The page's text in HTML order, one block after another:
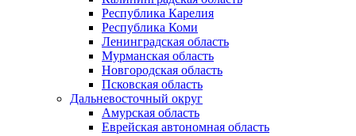
Республика Карелия
Республика Коми
Ленинградская область
Мурманская область
Новгородская область
Псковская область
Дальневосточный округ
Амурская область
Еврейская автономная область